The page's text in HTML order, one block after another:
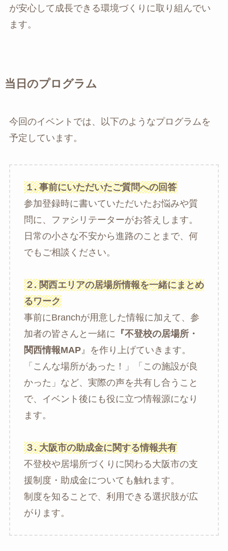
が安心して成長できる環境づくりに取り組んでい
ます。
当日のプログラム
今回のイベントでは、以下のようなプログラムを
予定しています。
１. 事前にいただいたご質問への回答
参加登録時に書いていただいたお悩みや質
問に、ファシリテーターがお答えします。
日常の小さな不安から進路のことまで、何
でもご相談ください。
２. 関西エリアの居場所情報を一緒にまとめ
るワーク
事前にBranchが用意した情報に加えて、参
加者の皆さんと一緒に 『不登校の居場所・
関西情報MAP』を作り上げていきます。
「こんな場所があった！」「この施設が良
かった」など、実際の声を共有し合うこと
で、イベント後にも役に立つ情報源になり
ます。
３. 大阪市の助成金に関する情報共有
不登校や居場所づくりに関わる大阪市の支
援制度・助成金についても触れます。
制度を知ることで、利用できる選択肢が広
がります。